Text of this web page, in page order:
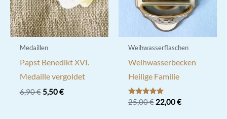
Medaillen
Papst Benedikt XVI.
Medaille vergoldet
6,90€ Ursprünglicher
5,50€Aktueller
Weihwasserflaschen
Weihwasserbecken
Heilige Familie
Bewertet mit
5.00
25,00€ Ursprünglicher
22,00€Aktueller